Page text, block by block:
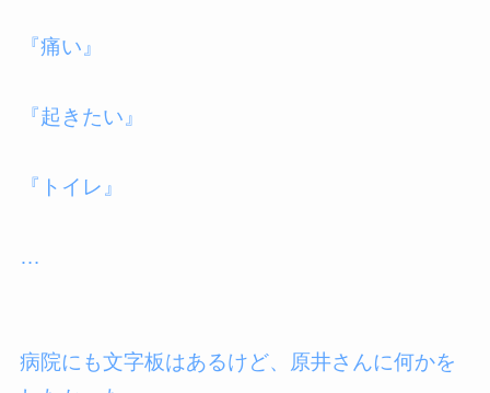
『痛い』
『起きたい』
『トイレ』
…
病院にも文字板はあるけど、原井さんに何かを